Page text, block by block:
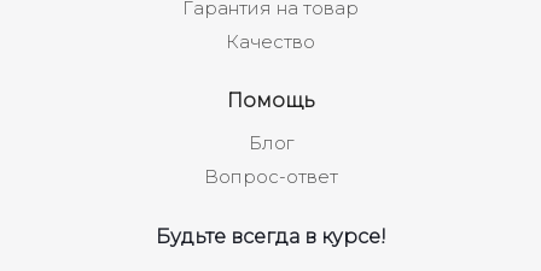
Гарантия на товар
Качество
Помощь
Блог
Вопрос-ответ
Будьте всегда в курсе!